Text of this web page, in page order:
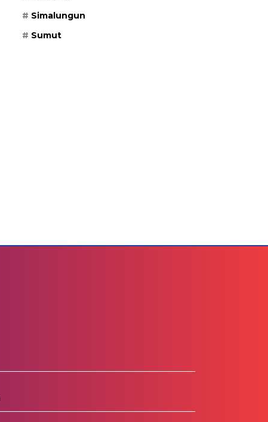
Simalungun
Sumut